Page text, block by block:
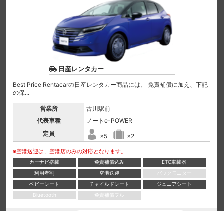
日産レンタカー
Best Price Rentacarの日産レンタカー商品には、 免責補償に加え、下記
の保...
営業所
古川駅前
代表車種
ノートe-POWER
定員
×5 ×2
※空港送迎は、空港店のみの対応となります。
カーナビ搭載 免責補償込み
ETC車載器
利用者割
空港送迎
バックモニター
ベビーシート
チャイルドシート
ジュニアシート
Bluetooth
免責補償フル